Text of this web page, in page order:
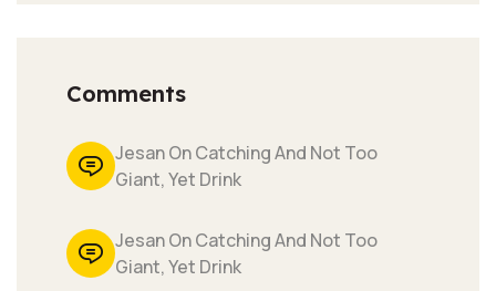
Comments
Jesan On Catching And Not Too
Giant, Yet Drink
Jesan On Catching And Not Too
Giant, Yet Drink